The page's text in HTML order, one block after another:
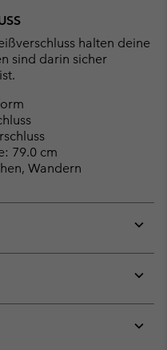
halten deine
sind darin sicher
79.0 cm
Wandern
or
or